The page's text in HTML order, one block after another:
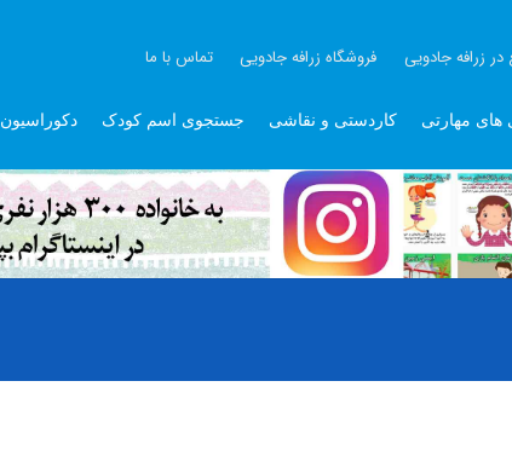
در زرافه جادویی فروشگاه زرافه جادویی تماس با ما
های مهارتی کاردستی و نقاشی جستجوی اسم کودک دکوراسیون